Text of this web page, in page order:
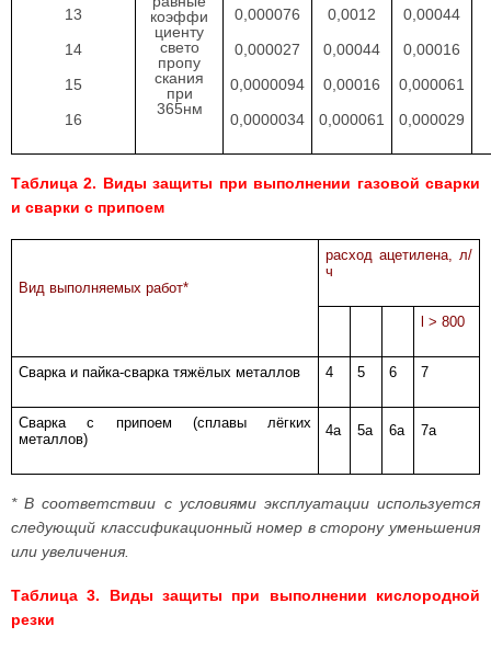
13
14
15
16
коэффи
циенту
свето
пропу
скания
при
365нм
0,000076
0,000027
0,0000094
0,0000034
0,0012
0,00044
0,00016
0,000061
0,00044
0,00016
0,000061
0,000029
Таблица 2. Виды защиты при выполнении газовой сварки
и сварки с припоем
Вид выполняемых работ*
расход ацетилена, л/
ч
l > 800
Сварка и пайка-сварка тяжёлых металлов 4 5 6 7
Сварка с припоем (сплавы лёгких
металлов)
4a 5a 6a 7a
* В соответствии с условиями эксплуатации используется
следующий классификационный номер в сторону уменьшения
или увеличения.
Таблица 3. Виды защиты при выполнении кислородной
резки